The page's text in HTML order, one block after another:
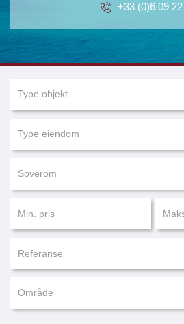
+33 (0)6 09 22
Type objekt
Type eiendom
Soverom
Område